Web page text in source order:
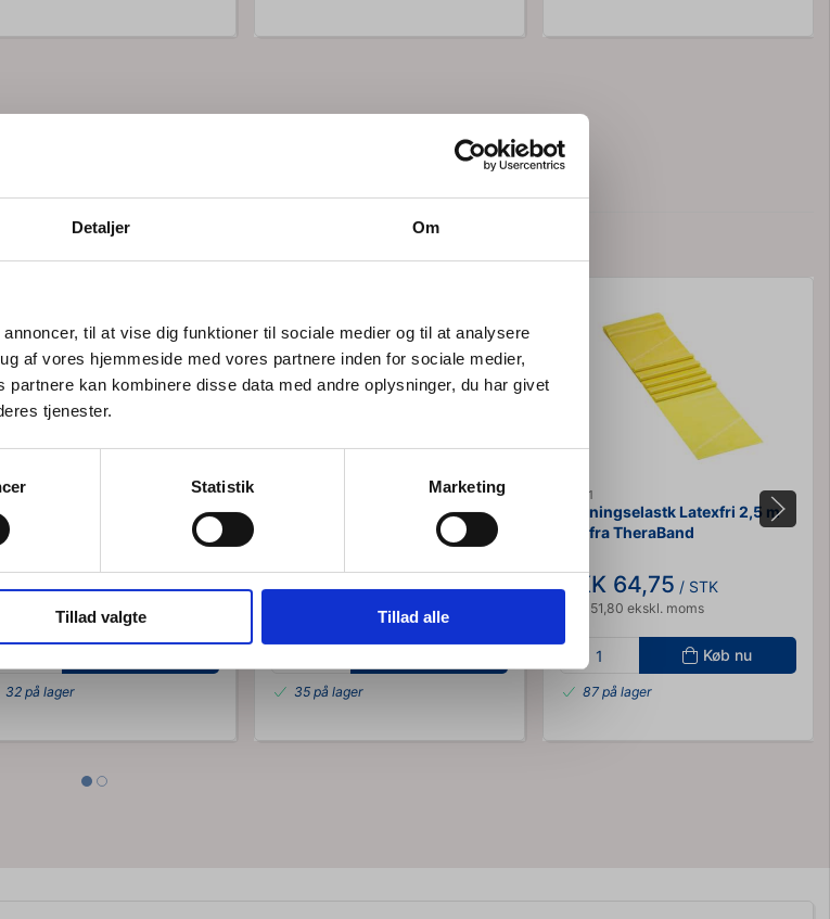
Detaljer Om
til at vise dig funktioner til sociale medier og til at analysere
af vores hjemmeside med vores partnere inden for sociale medier,
kan kombinere disse data med andre oplysninger, du har givet
tjenester.
Statistik Marketing
Tillad valgte Tillad alle
ønsker at handle som
Privat Erhverv
Latexfri 2,5
i blå fra TheraBand
89,75/ STK
71,80 ekskl. moms
32 på lager
Træningselastk Latexfri 2,5
meter i rød fra TheraBand
DKK 74,75/ STK
DKK 59,80 ekskl. moms
35 på lager
90611
Træningselastk Latexfri 2,5 m
Gul fra TheraBand
DKK 64,75 / STK
DKK 51,80 ekskl. moms
Køb nu
87 på lager